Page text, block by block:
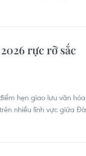
rực rỡ sắc
hẹn giao lưu văn hóa
nhiều lĩnh vực giữa Đà